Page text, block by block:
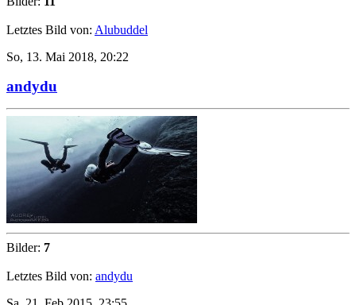
Letztes Bild von: Alubuddel
So, 13. Mai 2018, 20:22
andydu
Bilder: 7
Letztes Bild von: andydu